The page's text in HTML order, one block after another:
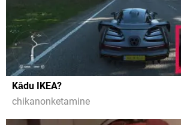
Kādu IKEA?
chikanonketamine